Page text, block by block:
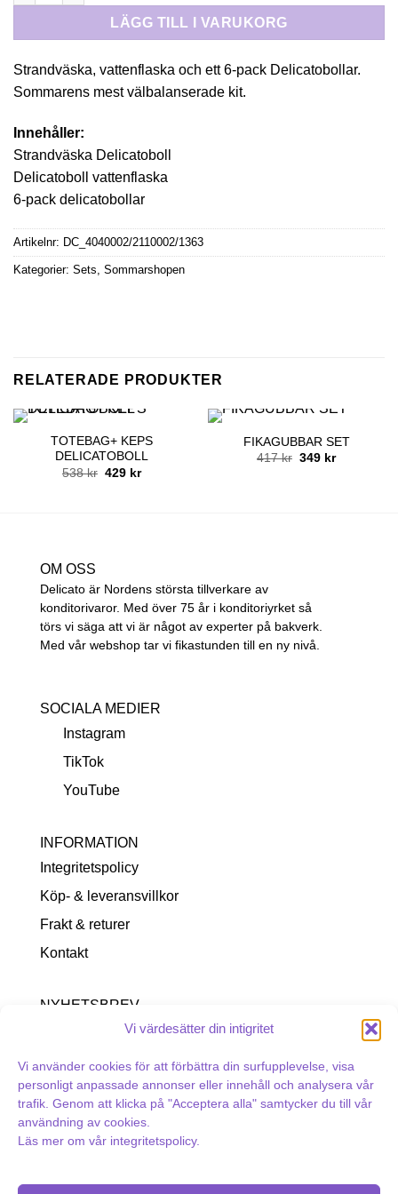
Vi värdesätter din intigritet
Vi använder cookies för att förbättra din surfupplevelse, visa
personligt anpassade annonser eller innehåll och analysera vår
trafik. Genom att klicka på "Acceptera alla" samtycker du till vår
användning av cookies.
Läs mer om vår integritetspolicy.
558 kr.439 kr.
LÄGG TILL I VARUKORG
Strandväska, vattenflaska och ett 6-pack Delicatobollar.
Sommarens mest välbalanserade kit.
Innehåller:
Strandväska Delicatoboll
Delicatoboll vattenflaska
6-pack delicatobollar
Artikelnr: DC_4040002/2110002/1363
Kategorier: Sets, Sommarshopen
RELATERADE PRODUKTER
TOTEBAG+ KEPS
DELICATOBOLL
538kr Det
429 krDet
FIKAGUBBAR SET
417kr Det
349 krDet
OM OSS
Delicato är Nordens största tillverkare av
konditorivaror. Med över 75 år i konditoriyrket så
törs vi säga att vi är något av experter på bakverk.
Med vår webshop tar vi fikastunden till en ny nivå.
SOCIALA MEDIER
Instagram
TikTok
YouTube
INFORMATION
Integritetspolicy
Köp- & leveransvillkor
Frakt & returer
Kontakt
NYHETSBREV
Swedish